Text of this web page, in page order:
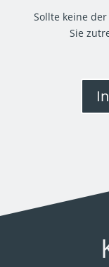
Sollte keine
Sie